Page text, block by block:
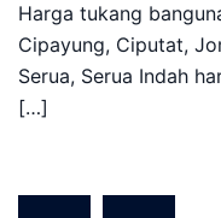
Harga tukang
Cipayung, Ciputat,
Serua, Serua Indah
[…]